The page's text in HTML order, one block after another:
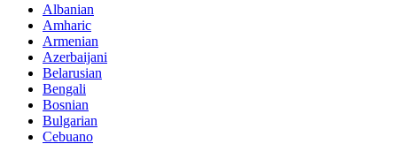
Albanian
Amharic
Armenian
Azerbaijani
Belarusian
Bengali
Bosnian
Bulgarian
Cebuano